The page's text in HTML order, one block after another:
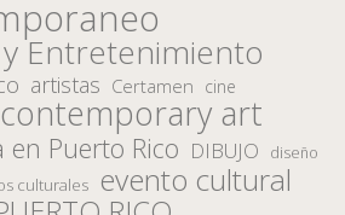
Entretenimiento
artistas Certamen cine
contemporary art
en Puerto Rico DIBUJO diseño
culturales evento cultural